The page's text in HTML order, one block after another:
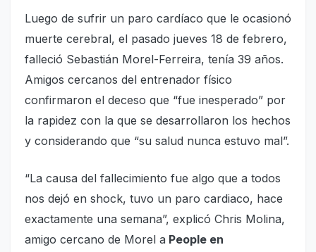
Luego de sufrir un paro cardíaco que le ocasionó
muerte cerebral, el pasado jueves 18 de febrero,
falleció Sebastián Morel-Ferreira, tenía 39 años.
Amigos cercanos del entrenador físico
confirmaron el deceso que “fue inesperado” por
la rapidez con la que se desarrollaron los hechos
y considerando que “su salud nunca estuvo mal”.
“La causa del fallecimiento fue algo que a todos
nos dejó en shock, tuvo un paro cardiaco, hace
exactamente una semana”, explicó Chris Molina,
amigo cercano de Morel a People en